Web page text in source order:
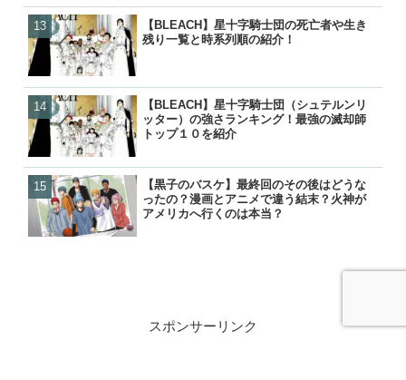
【BLEACH】星十字騎士団の死亡者や生き
残り一覧と時系列順の紹介！
【BLEACH】星十字騎士団（シュテルンリ
ッター）の強さランキング！最強の滅却師
トップ１０を紹介
【黒子のバスケ】最終回のその後はどうな
ったの？漫画とアニメで違う結末？火神が
アメリカへ行くのは本当？
【GANTZ】吸血鬼（ヴァン
は？最後はどうなったの？
【BLEACH】星十字騎士団
残り一覧と時系列順の紹介
【BLEACH】星十字騎士団
ッター）の強さランキング
トップ１０を紹介
【炎炎ノ消防隊】森羅の母
（マリクサカベ）の正体は
【BLEACH】星十字騎士団
残り一覧と時系列順の紹介
【GANTZ】ガンツの正体は
やセバスチャンとの関係は
が判明
【NARUTO】尾獣の能力・
後・死亡を一覧で紹介！
【GANTZ】ガンツの死亡・
覧！カタストロフィで生き
【GANTZ】レイカの最後と
クローンとはどうなったの
スポンサーリンク